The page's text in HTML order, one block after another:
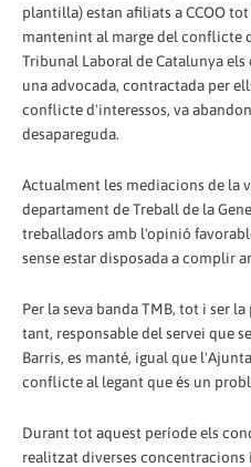
plantilla) estan afiliats a CCOO
mantenint al marge del conflicte
Tribunal Laboral de Catalunya
una advocada, contractada per
conflicte d'interessos, va
desapareguda.
Actualment les mediacions de la
departament de Treball de la
treballadors amb l'opinió
sense estar disposada a complir
Per la seva banda TMB, tot i ser
tant, responsable del servei que
Barris, es manté, igual que
conflicte al legant que és un
Durant tot aquest període els
realitzat diverses